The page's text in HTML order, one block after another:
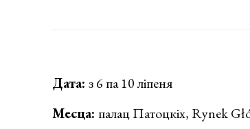
Дата: з 6 па 10 ліпеня
Месца: палац Патоцкіх, Rynek